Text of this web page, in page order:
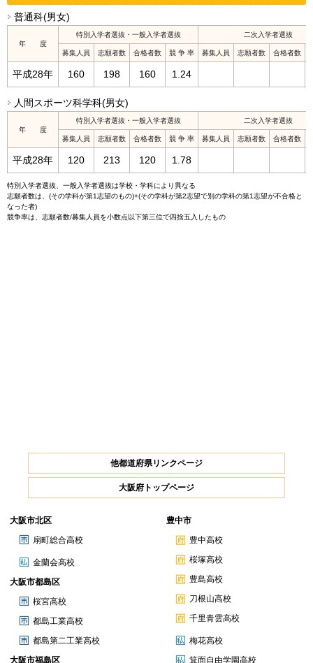
普通科(男女)
年 度
特別入学者選抜・一般入学者選抜 二次入学者選抜
募集人員 志願者数 合格者数 競 争 率 募集人員 志願者数 合格者数
平成28年 160 198 160 1.24
人間スポーツ科学科(男女)
年 度
特別入学者選抜・一般入学者選抜 二次入学者選抜
募集人員 志願者数 合格者数 競 争 率 募集人員 志願者数 合格者数
平成28年 120 213 120 1.78
特別入学者選抜、一般入学者選抜は学校・学科により異なる
志願者数は、(その学科が第1志望のもの)+(その学科が第2志望で別の学科の第1志望が不合格と
なった者)
競争率は、志願者数/募集人員を小数点以下第三位で四捨五入したもの
他都道府県リンクページ
大阪府トップページ
大阪市北区
扇町総合高校
金蘭会高校
大阪市都島区
桜宮高校
都島工業高校
都島第二工業高校
大阪市福島区
豊中市
豊中高校
桜塚高校
豊島高校
刀根山高校
千里青雲高校
梅花高校
箕面自由学園高校